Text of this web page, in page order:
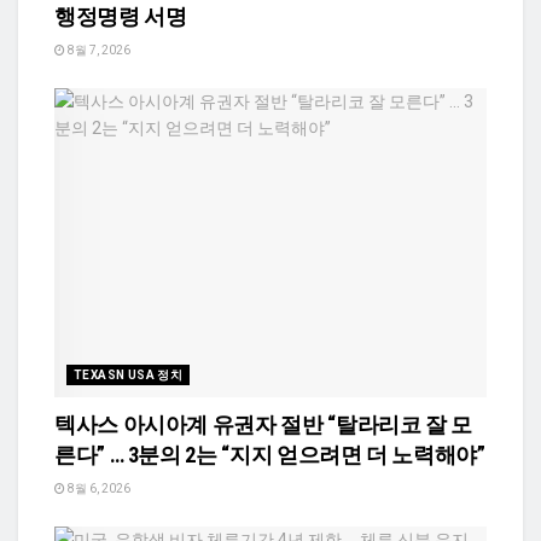
행정명령 서명
8월 7, 2026
TEXASN USA 정치
텍사스 아시아계 유권자 절반 “탈라리코 잘 모
른다” … 3분의 2는 “지지 얻으려면 더 노력해야”
8월 6, 2026